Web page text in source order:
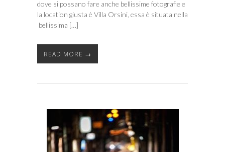
dove si possano fare anche bellissime fotografie e
la location giusta è Villa Orsini, essa è situata nella
bellissima […]
READ MORE →